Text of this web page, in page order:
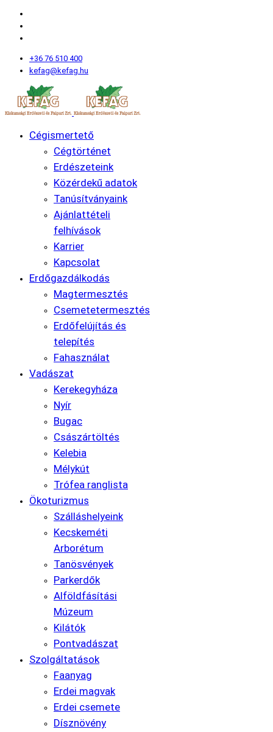
+36 76 510 400
kefag@kefag.hu
Cégismertető
Cégtörténet
Erdészeteink
Közérdekű adatok
Tanúsítványaink
Ajánlattételi
felhívások
Karrier
Kapcsolat
Erdőgazdálkodás
Magtermesztés
Csemetetermesztés
Erdőfelújítás és
telepítés
Fahasználat
Vadászat
Kerekegyháza
Nyír
Bugac
Császártöltés
Kelebia
Mélykút
Trófea ranglista
Ökoturizmus
Szálláshelyeink
Kecskeméti
Arborétum
Tanösvények
Parkerdők
Alföldfásítási
Múzeum
Kilátók
Pontvadászat
Szolgáltatások
Faanyag
Erdei magvak
Erdei csemete
Dísznövény